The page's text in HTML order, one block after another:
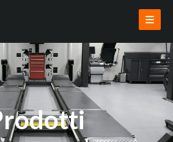
AZIENDA
PRODOTTI
VENDI USATO